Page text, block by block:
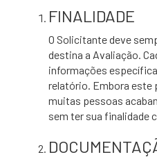
FINALIDADE
O Solicitante deve
destina a Avaliação.
informações
relatório. Embora este
muitas pessoas
sem ter sua finalidade